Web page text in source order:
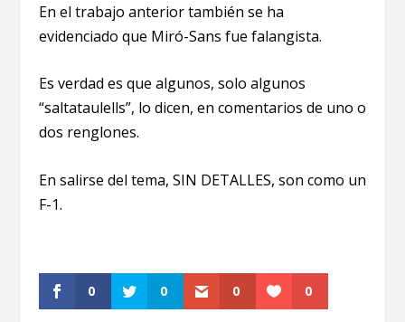
En el trabajo anterior también se ha
evidenciado que Miró-Sans fue falangista.
Es verdad es que algunos, solo algunos
“saltataulells”, lo dicen, en comentarios de uno o
dos renglones.
En salirse del tema, SIN DETALLES, son como un
F-1.
0 0 0 0